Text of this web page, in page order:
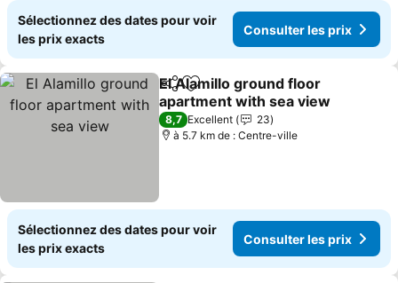
Sélectionnez des dates pour voir
les prix exacts
Consulter les prix
PartagerAjouter à mes favoris
El Alamillo ground floor
apartment with sea view
Consulter les prix
8,7 Excellent
23
à 5.7 km de : Centre-ville
Sélectionnez des dates pour voir
les prix exacts
Consulter les prix